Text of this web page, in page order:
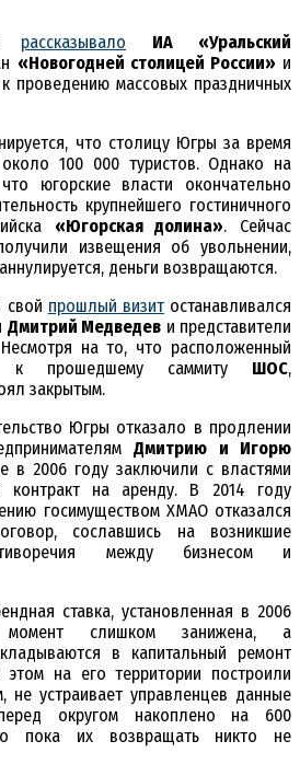
рассказывало
ИА «Уральский
«Новогодней столицей России» и
проведению массовых праздничных
что столицу Югры за время
около 100 000 туристов. Однако на
югорские власти окончательно
крупнейшего гостиничного
«Югорская долина». Сейчас
извещения об увольнении,
деньги возвращаются.
свой прошлый визитостанавливался
Дмитрий Медведев и представители
Несмотря на то, что расположенный
к прошедшему саммиту ШОС,
закрытым.
Югры отказало в продлении
Дмитрию и Игорю
в 2006 году заключили с властями
контракт на аренду. В 2014 году
госимуществом ХМАО отказался
сославшись на возникшие
между бизнесом и
ставка, установленная в 2006
слишком занижена, а
в капитальный ремонт
на его территории построили
устраивает управленцев данные
округом накоплено на 600
пока их возвращать никто не